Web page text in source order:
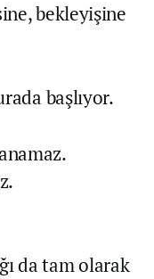
bekleyişine
başlıyor.
da tam olarak